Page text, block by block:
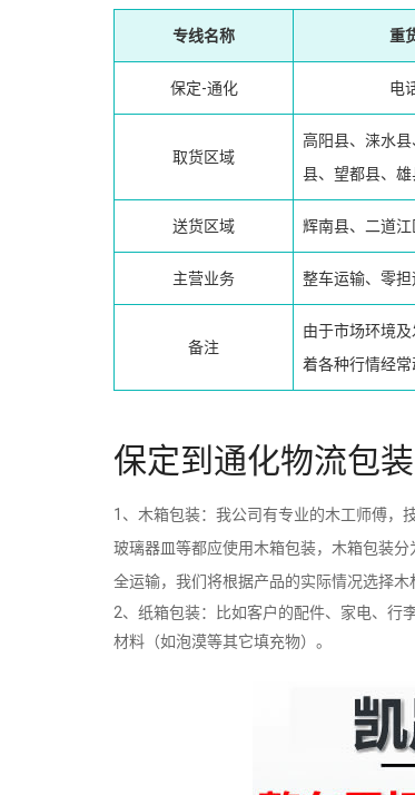
专线名称 重
保定-通化 电
取货区域
高阳县、涞水
县、望都县、
送货区域 辉南县、二道
主营业务 整车运输、零
备注
由于市场环境
着各种行情经
保定到通化物流包
1、木箱包装：我公司有专业的木工师傅，
玻璃器皿等都应使用木箱包装，木箱包装
全运输，我们将根据产品的实际情况选择
2、纸箱包装：比如客户的配件、家电、行
材料（如泡漠等其它填充物）。